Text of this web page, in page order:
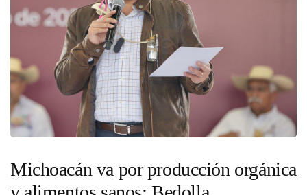
Michoacán va por producción orgánica